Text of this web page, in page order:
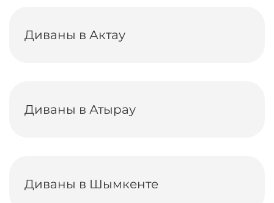
Диваны в Актау
Диваны в Атырау
Диваны в Шымкенте